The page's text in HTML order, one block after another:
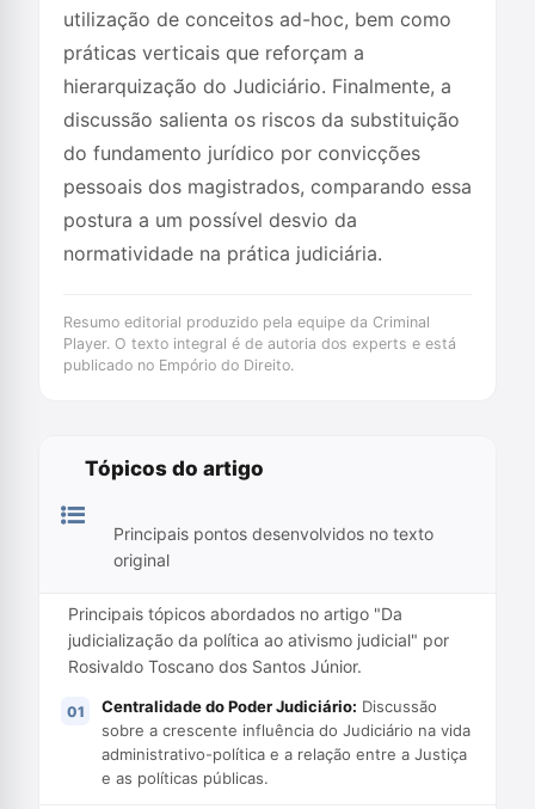
utilização de conceitos ad-hoc, bem como
práticas verticais que reforçam a
hierarquização do Judiciário. Finalmente, a
discussão salienta os riscos da substituição
do fundamento jurídico por convicções
pessoais dos magistrados, comparando essa
postura a um possível desvio da
normatividade na prática judiciária.
Resumo editorial produzido pela equipe da Criminal
Player. O texto integral é de autoria dos experts e está
publicado no Empório do Direito.
Tópicos do artigo
Principais pontos desenvolvidos no texto
original
Principais tópicos abordados no artigo "Da
judicialização da política ao ativismo judicial" por
Rosivaldo Toscano dos Santos Júnior.
Centralidade do Poder Judiciário: Discussão
sobre a crescente influência do Judiciário na vida
administrativo-política e a relação entre a Justiça
e as políticas públicas.